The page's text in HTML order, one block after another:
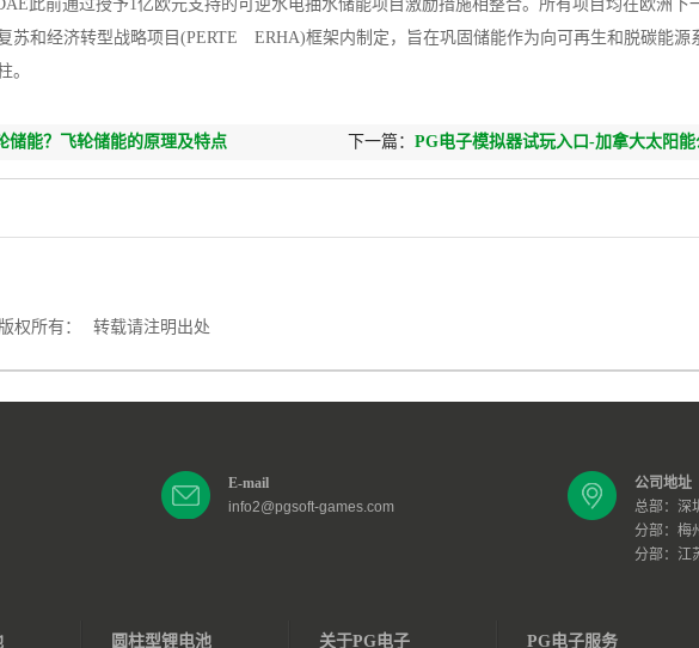
此前通过授予1亿欧元支持的可逆水电抽水储能项目激励措施相整合。所有项目均在欧洲下
苏和经济转型战略项目(PERTE ERHA)框架内制定，旨在巩固储能作为向可再生和脱碳能源
。
储能？飞轮储能的原理及特点 下一篇： PG电子模拟器试玩入口-加拿大太阳能
与太阳能可再生能源公司签署三项重要协议
版权所有： 转载请注明出处
E-mail
info2@pgsoft-games.com
公司地址
总部：深
分部：梅
分部：江
圆柱型锂电池 关于PG电子 PG电子服务